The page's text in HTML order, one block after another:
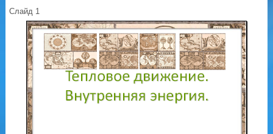
Слайд 1